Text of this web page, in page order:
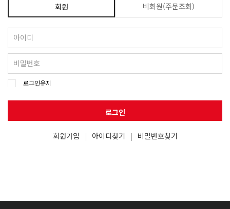
회원 비회원(주문조회)
로그인유지
로그인
회원가입 아이디찾기 비밀번호찾기